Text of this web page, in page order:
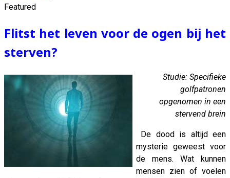
Featured
Flitst het leven voor de ogen bij het
sterven?
Studie: Specifieke
golfpatronen
opgenomen in een
stervend brein
De dood is altijd een
mysterie geweest voor
de mens. Wat kunnen
mensen zien of voelen